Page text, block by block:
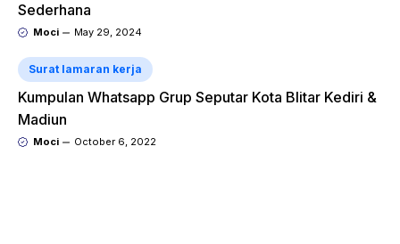
Sederhana
Moci May 29, 2024
Surat lamaran kerja
Kumpulan Whatsapp Grup Seputar Kota Blitar Kediri &
Madiun
Moci October 6, 2022